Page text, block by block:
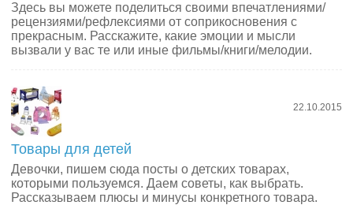
Здесь вы можете поделиться своими впечатлениями/
рецензиями/рефлексиями от соприкосновения с
прекрасным. Расскажите, какие эмоции и мысли
вызвали у вас те или иные фильмы/книги/мелодии.
22.10.2015
Товары для детей
Девочки, пишем сюда посты о детских товарах,
которыми пользуемся. Даем советы, как выбрать.
Рассказываем плюсы и минусы конкретного товара.